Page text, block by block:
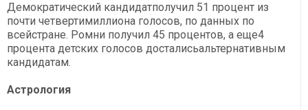
Демократический кандидатполучил 51 процент из
почти четвертимиллиона голосов, по данных по
всейстране. Ромни получил 45 процентов, а еще4
процента детских голосов досталисьальтернативным
кандидатам.
Астрология